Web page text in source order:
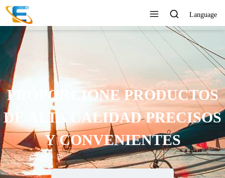
Language
AL CLIENTE 24
HORAS EN LÍNEA
Ver todos los productos